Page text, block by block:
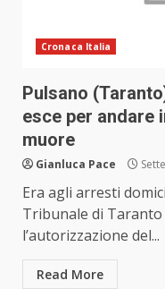
Cronaca Italia
Pulsano
esce per andare
muore
Gianluca Pace
Era agli arresti
Tribunale di Taranto
l’autorizzazione del...
Read More